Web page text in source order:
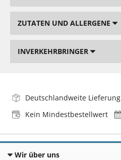
ZUTATEN UND ALLERGENE
INVERKEHRBRINGER
Deutschlandweite Lieferung
Kein Mindestbestellwert
Wir über uns